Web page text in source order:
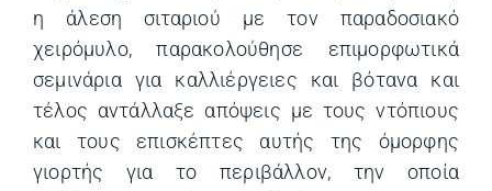
η άλεση σιταριού με τον παραδοσιακό
χειρόμυλο, παρακολούθησε επιμορφωτικά
σεμινάρια για καλλιέργειες και βότανα και
τέλος αντάλλαξε απόψεις με τους ντόπιους
και τους επισκέπτες αυτής της όμορφης
γιορτής για το περιβάλλον, την οποία